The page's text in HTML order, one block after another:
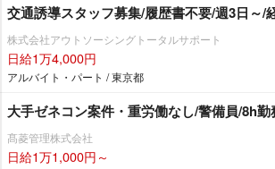
交通誘導スタッフ募集/履歴書不要/週3日～/
株式会社アウトソーシングトータルサポート
日給1万4,000円
アルバイト・パート / 東京都
大手ゼネコン案件・重労働なし/警備員/8h
髙菱管理株式会社
日給1万1,000円～